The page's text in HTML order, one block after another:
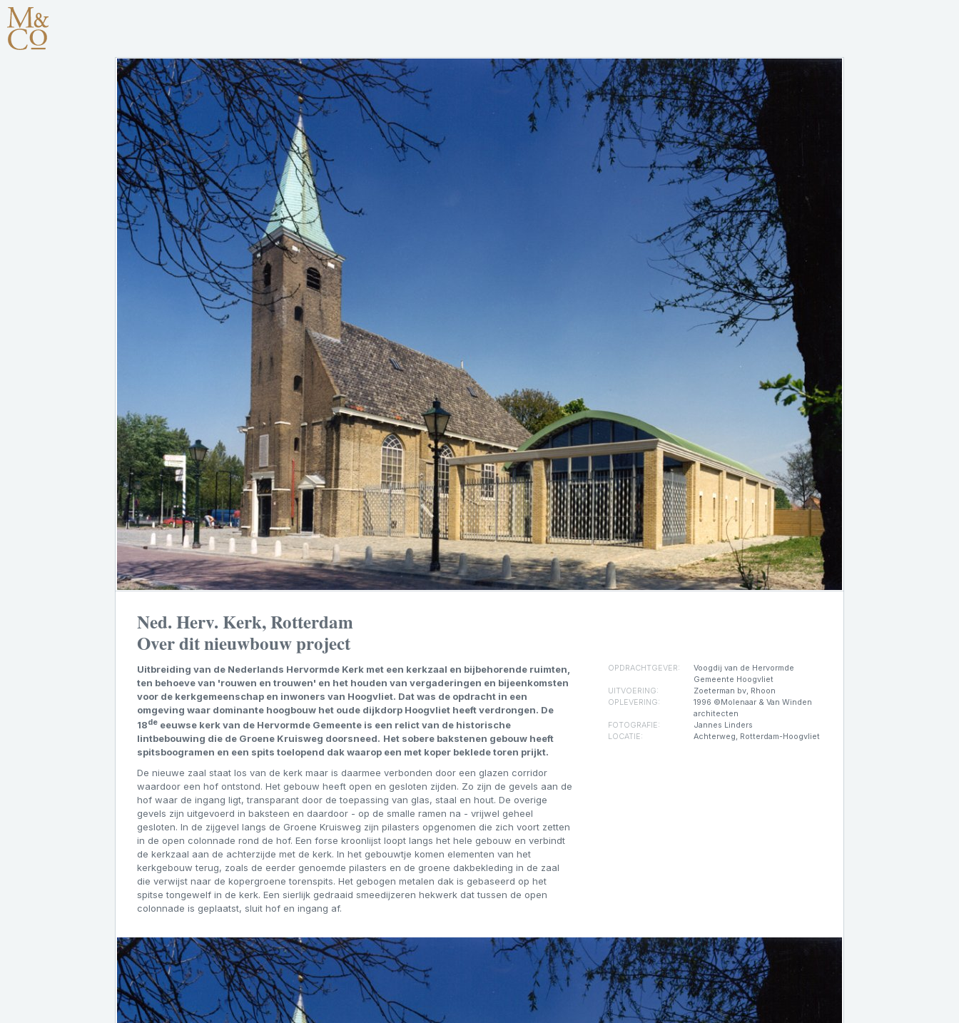
Ned. Herv. Kerk, Rotterdam
Over dit nieuwbouw project
Uitbreiding van de Nederlands Hervormde Kerk met een kerkzaal en bijbehorende ruimten,
ten behoeve van 'rouwen en trouwen' en het houden van vergaderingen en bijeenkomsten
voor de kerkgemeenschap en inwoners van Hoogvliet. Dat was de opdracht in een
omgeving waar dominante hoogbouw het oude dijkdorp Hoogvliet heeft verdrongen. De
18de eeuwse kerk van de Hervormde Gemeente is een relict van de historische
lintbebouwing die de Groene Kruisweg doorsneed. Het sobere bakstenen gebouw heeft
spitsboogramen en een spits toelopend dak waarop een met koper beklede toren prijkt.
De nieuwe zaal staat los van de kerk maar is daarmee verbonden door een glazen corridor
waardoor een hof ontstond. Het gebouw heeft open en gesloten zijden. Zo zijn de gevels aan de
hof waar de ingang ligt, transparant door de toepassing van glas, staal en hout. De overige
gevels zijn uitgevoerd in baksteen en daardoor - op de smalle ramen na - vrijwel geheel
gesloten. In de zijgevel langs de Groene Kruisweg zijn pilasters opgenomen die zich voort zetten
in de open colonnade rond de hof. Een forse kroonlijst loopt langs het hele gebouw en verbindt
de kerkzaal aan de achterzijde met de kerk. In het gebouwtje komen elementen van het
kerkgebouw terug, zoals de eerder genoemde pilasters en de groene dakbekleding in de zaal
die verwijst naar de kopergroene torenspits. Het gebogen metalen dak is gebaseerd op het
spitse tongewelf in de kerk. Een sierlijk gedraaid smeedijzeren hekwerk dat tussen de open
colonnade is geplaatst, sluit hof en ingang af.
OPDRACHTGEVER:
Voogdij van de Hervormde
Gemeente Hoogvliet
UITVOERING:
Zoeterman bv, Rhoon
OPLEVERING:
1996 ©Molenaar & Van Winden
architecten
FOTOGRAFIE:
Jannes Linders
LOCATIE:
Achterweg, Rotterdam-Hoogvliet